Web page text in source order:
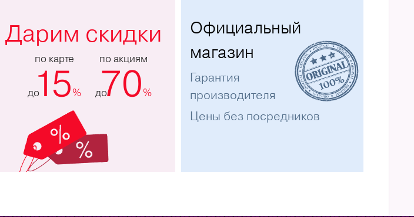
Дарим скидки
по карте
до15%
по акциям
до
70%
Официальный
магазин
Гарантия
производителя
Цены без посредников